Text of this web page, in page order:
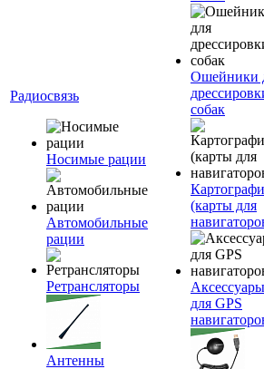
Радиосвязь
Носимые рации
Автомобильные
рации
Ретрансляторы
Антенны
Ошейники
собак
(карты для
Аксессуары
для GPS